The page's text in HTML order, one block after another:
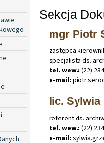
Sekcja
mgr Piotr
zastępca
specjalista ds.
tel. wew.: (22)
e-mail: piotr.
lic. Sylwia
referent ds.
tel. wew.: (22)
e-mail: sylwia.